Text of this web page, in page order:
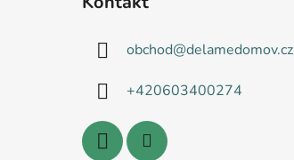
obchod@delamedomov.cz
+420603400274